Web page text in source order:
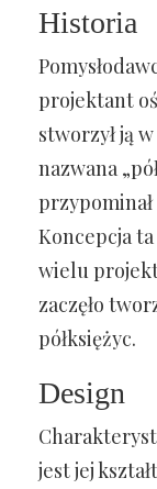
Historia
projektant
stworzył ją
nazwana
Koncepcja
wielu
zaczęło
półksiężyc.
Design
jest jej